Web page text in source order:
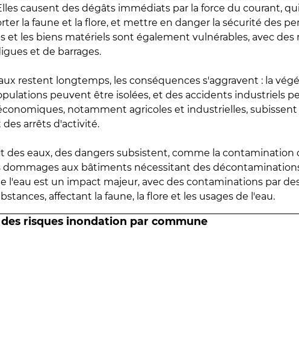
causent des dégâts immédiats par la force du courant,
la faune et la flore, et mettre en danger la sécurité des
et les biens matériels sont également vulnérables, avec des
et de barrages.
restent longtemps, les conséquences s'aggravent : la
peuvent être isolées, et des accidents industriels
notamment agricoles et industrielles,
arrêts d'activité.
des eaux, des dangers subsistent, comme la contamination
dommages aux bâtiments nécessitant des
l'eau est un impact majeur, avec des contaminations par
affectant la faune, la flore et les usages de l'eau.
risques inondation par commune